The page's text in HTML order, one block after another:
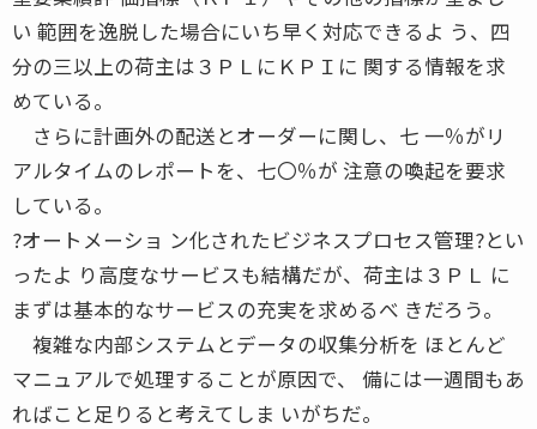
い 範囲を逸脱した場合にいち早く対応できるよ う、四
分の三以上の荷主は３ＰＬにＫＰＩに 関する情報を求
めている。
さらに計画外の配送とオーダーに関し、七 一％がリ
アルタイムのレポートを、七〇％が 注意の喚起を要求
している。
?オートメーショ ン化されたビジネスプロセス管理?とい
ったよ り高度なサービスも結構だが、荷主は３ＰＬ に
まずは基本的なサービスの充実を求めるべ きだろう。
複雑な内部システムとデータの収集分析を ほとんど
マニュアルで処理することが原因で、 備には一週間もあ
ればこと足りると考えてしま いがちだ。